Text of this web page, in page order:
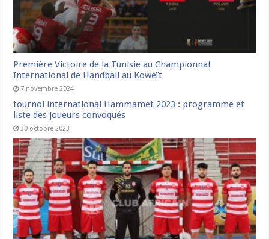
Première Victoire de la Tunisie au Championnat
International de Handball au Koweït
7 novembre 2024
tournoi international Hammamet 2023 : programme et
liste des joueurs convoqués
30 octobre 2023